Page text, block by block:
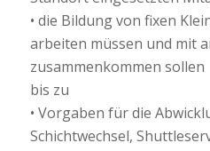
• die Bildung von fixen
arbeiten müssen und mit
zusammenkommen sollen
bis zu
• Vorgaben für die
Schichtwechsel,